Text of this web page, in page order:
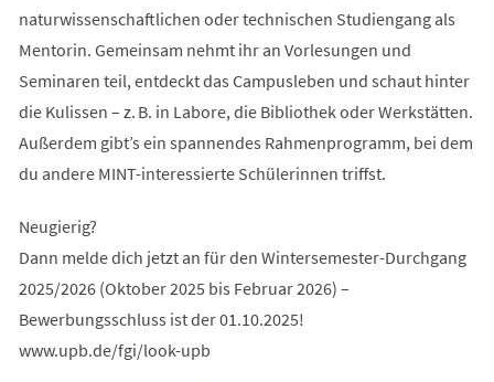
naturwissenschaftlichen oder technischen Studiengang als
Mentorin. Gemeinsam nehmt ihr an Vorlesungen und
Seminaren teil, entdeckt das Campusleben und schaut hinter
die Kulissen – z. B. in Labore, die Bibliothek oder Werkstätten.
Außerdem gibt’s ein spannendes Rahmenprogramm, bei dem
du andere MINT-interessierte Schülerinnen triffst.
Neugierig?
Dann melde dich jetzt an für den Wintersemester-Durchgang
2025/2026 (Oktober 2025 bis Februar 2026) –
Bewerbungsschluss ist der 01.10.2025!
www.upb.de/fgi/look-upb